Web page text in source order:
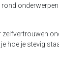
zelfvertrouwen
hoe je stevig